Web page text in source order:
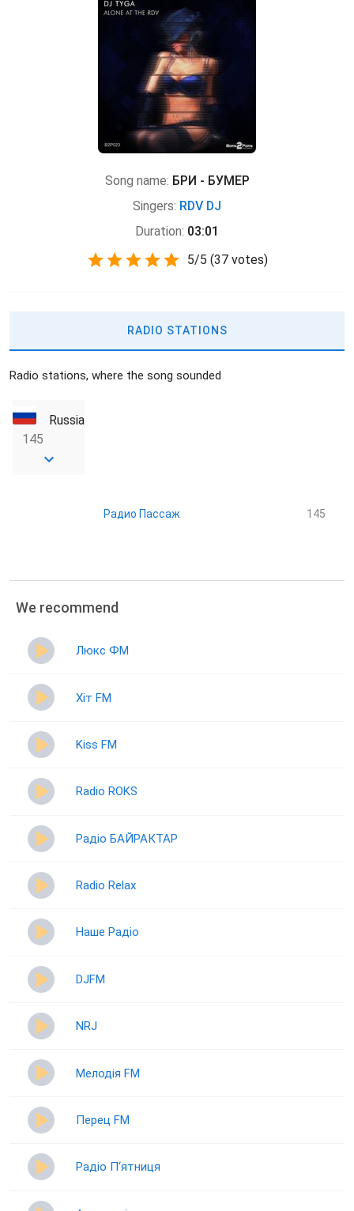
Song name: БРИ - БУМЕР
Singers: RDV DJ
Duration: 03:01
5/5 (37 votes)
RADIO STATIONS
Radio stations, where the song sounded
Russia
145
Радио Пассаж 145
We recommend
Люкс ФМ
Хіт FM
Kiss FM
Radio ROKS
Радіо БАЙРАКТАР
Radio Relax
Наше Радіо
DJFM
NRJ
Мелодія FM
Перец FM
Радіо П‘ятниця